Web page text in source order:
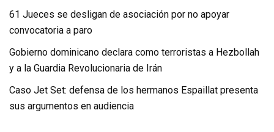
61 Jueces se desligan de asociación por no apoyar
convocatoria a paro
Gobierno dominicano declara como terroristas a Hezbollah
y a la Guardia Revolucionaria de Irán
Caso Jet Set: defensa de los hermanos Espaillat presenta
sus argumentos en audiencia